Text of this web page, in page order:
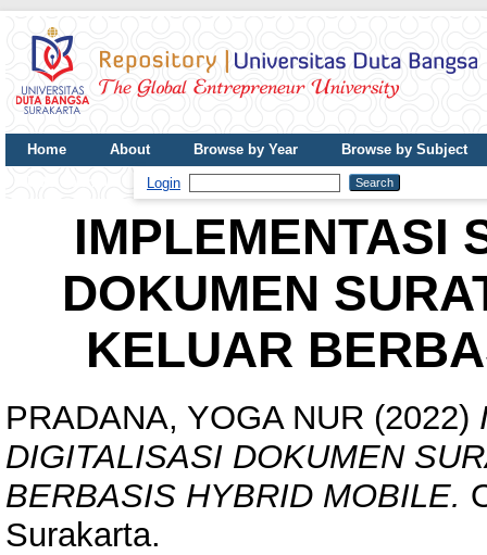
Home About Browse by Year
Browse by Subject
Login
IMPLEMENTASI
DOKUMEN
KELUAR
PRADANA, YOGA NUR (2022)
DIGITALISASI DOKUMEN
BERBASIS HYBRID MOBILE.
Surakarta.